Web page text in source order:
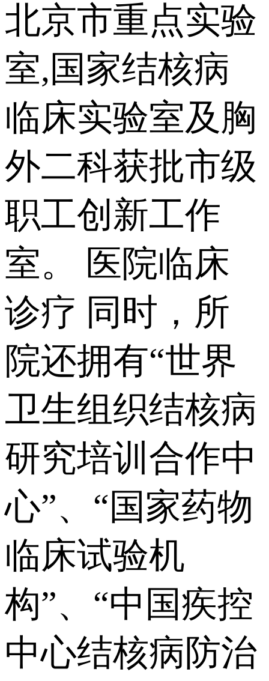
北京市重点实验
室,国家结核病
临床实验室及胸
外二科获批市级
职工创新工作
室。 医院临床
诊疗 同时，所
院还拥有“世界
卫生组织结核病
研究培训合作中
心”、“国家药物
临床试验机
构”、“中国疾控
中心结核病防治